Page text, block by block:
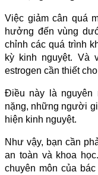
Việc giảm cân quá
hưởng đến vùng
chỉnh các quá trình
kỳ kinh nguyệt. Và
estrogen cần thiết
Điều này là nguyên
nặng, những người
hiện kinh nguyệt.
Như vậy, bạn cần
an toàn và khoa
chuyên môn của